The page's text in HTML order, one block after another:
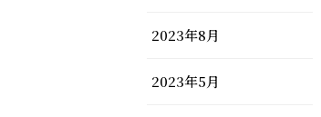
2023年8月
2023年5月